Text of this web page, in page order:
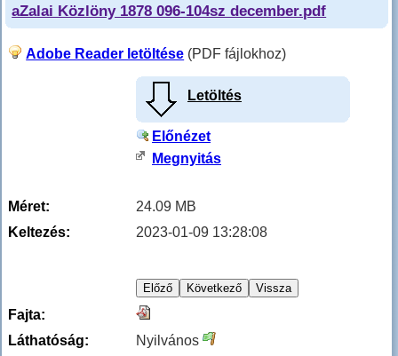
aZalai Közlöny 1878 096-104sz december.pdf
Adobe Reader letöltése (PDF fájlokhoz)
Letöltés
Előnézet
Megnyitás
Méret:
24.09 MB
Keltezés:
2023-01-09 13:28:08
Fajta:
Láthatóság:
Nyilvános